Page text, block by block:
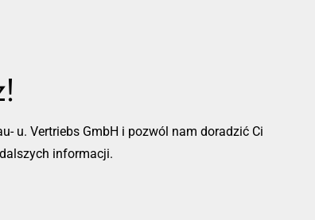
u. Vertriebs GmbH i pozwól nam doradzić Ci
informacji.